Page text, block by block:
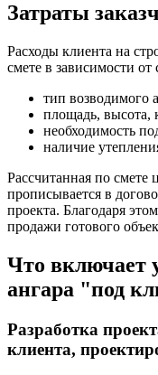
Затраты
Расходы клиента на
смете в зависимости
тип возводимого
площадь, высота,
необходимость
наличие
Рассчитанная по смете
прописывается в
проекта. Благодаря
продажи готового
Что включает
ангара "под
Разработка
клиента,